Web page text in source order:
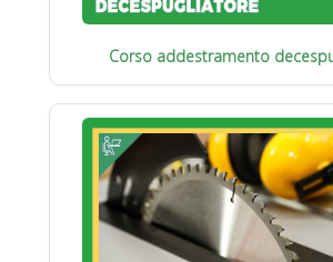
Corso addestramento